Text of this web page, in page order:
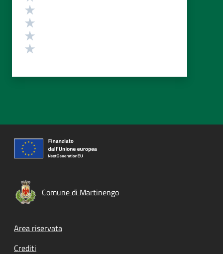
Comune di Martinengo
Footer menu
Area riservata
Crediti